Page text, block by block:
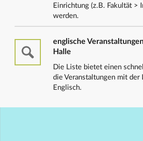
Einrichtung (z.B. Fakultät >
werden.
englische
Halle
Die Liste bietet einen
die Veranstaltungen mit der
Englisch.